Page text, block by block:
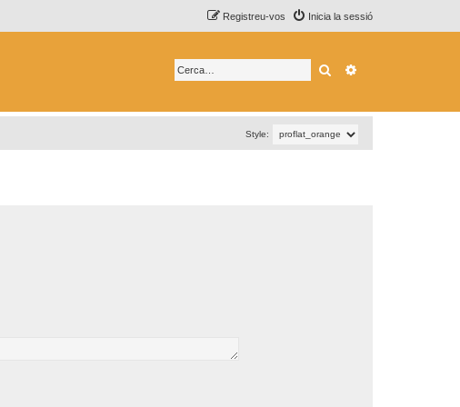
Inicia la sessió
Registreu-vos
Cerca
Style: